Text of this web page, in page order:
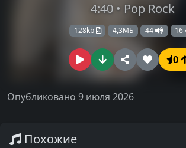
4:40 • Pop Rock
128kb 4,3МБ 44 16
0
Опубликовано 9 июля 2026
Похожие